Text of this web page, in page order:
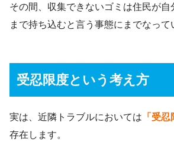
その間、収集できないゴミは住民が
まで持ち込むと言う事態にまでなって
受忍限度という考え方
実は、近隣トラブルにおいては 「受忍
存在します。